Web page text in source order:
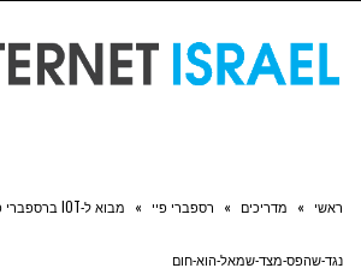
ראשי » מדריכים » רספברי פיי » מבוא ל-IOT ברספברי פיי: הנגד (RESISTOR)
נגד-שהפס-מצד-שמאל-הוא-חום